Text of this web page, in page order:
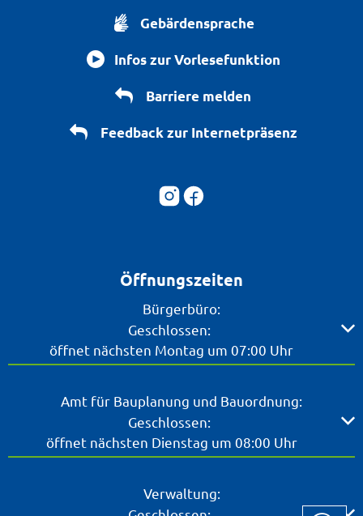
Gebärdensprache
Infos zur Vorlesefunktion
Barriere melden
Feedback zur Internetpräsenz
Öffnungszeiten
Bürgerbüro:
Klicken, um weitere Öffnungs- oder Schließzeiten
Geschlossen:
öffnet nächsten Montag um 07:00 Uhr
Amt für Bauplanung und Bauordnung:
Klicken, um weitere Öffnungs- oder Schließzeiten
Geschlossen:
öffnet nächsten Dienstag um 08:00 Uhr
Verwaltung: